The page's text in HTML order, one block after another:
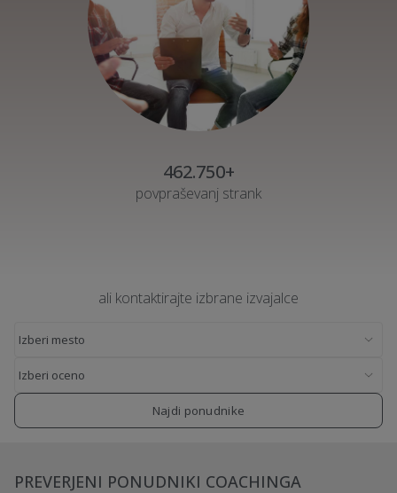
462.750+
povpraševanj strank
ali kontaktirajte izbrane izvajalce
Najdi ponudnike
PREVERJENI PONUDNIKI COACHINGA